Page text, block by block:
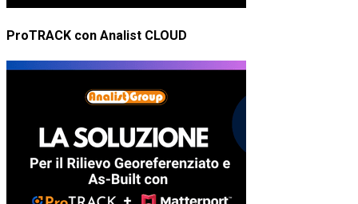
ProTRACK con Analist CLOUD